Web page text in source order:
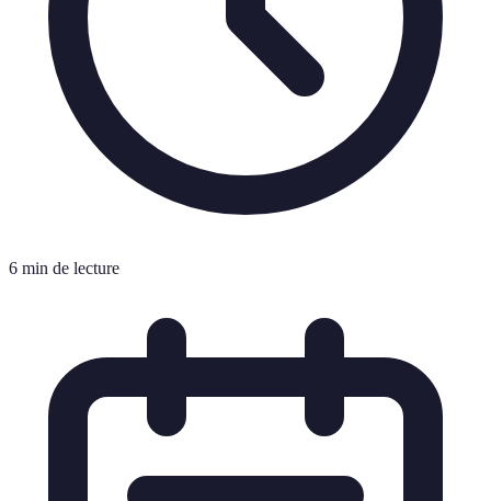
6 min de lecture